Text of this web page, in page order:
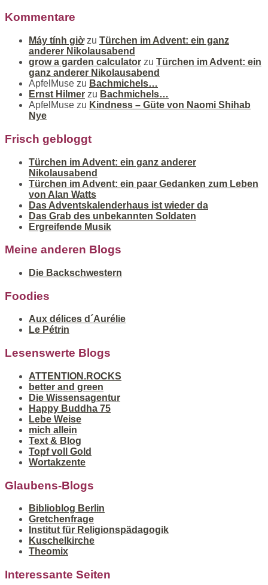
Kommentare
Máy tính giờzu Türchen im Advent: ein ganz
anderer Nikolausabend
grow a garden calculator zu Türchen im Advent: ein
ganz anderer Nikolausabend
ApfelMuse zu Bachmichels…
Ernst Hilmer zu Bachmichels…
ApfelMuse zu Kindness – Güte von Naomi Shihab
Nye
Frisch gebloggt
Türchen im Advent: ein ganz anderer
Nikolausabend
Türchen im Advent: ein paar Gedanken zum Leben
von Alan Watts
Das Adventskalenderhaus ist wieder da
Das Grab des unbekannten Soldaten
Ergreifende Musik
Meine anderen Blogs
Die Backschwestern
Foodies
Aux délices d´Aurélie
Le Pétrin
Lesenswerte Blogs
ATTENTION.ROCKS
better and green
Die Wissensagentur
Happy Buddha 75
Lebe Weise
mich allein
Text & Blog
Topf voll Gold
Wortakzente
Glaubens-Blogs
Biblioblog Berlin
Gretchenfrage
Institut für Religionspädagogik
Kuschelkirche
Theomix
Interessante Seiten